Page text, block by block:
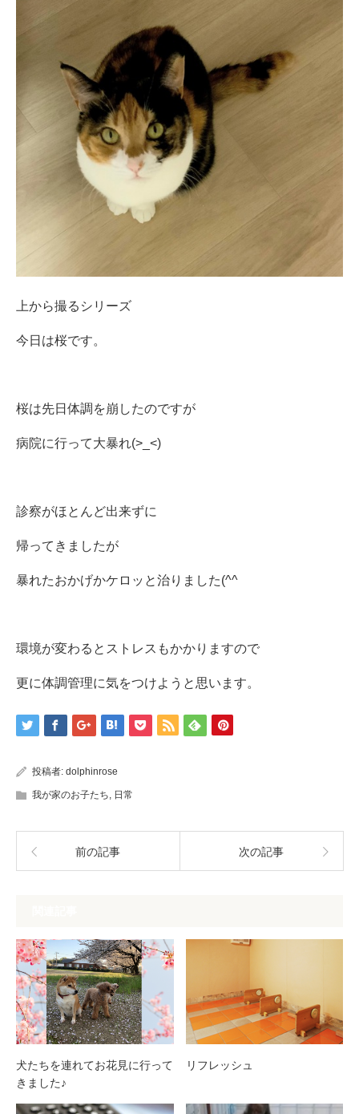
上から撮るシリーズ
今日は桜です。
桜は先日体調を崩したのですが
病院に行って大暴れ(>_<)
診察がほとんど出来ずに
帰ってきましたが
暴れたおかげかケロッと治りました(^^ゞ
環境が変わるとストレスもかかりますので
更に体調管理に気をつけようと思います。
投稿者: dolphinrose
我が家のお子たち, 日常
前の記事 次の記事
犬たちを連れてお花見に行って
きました♪
リフレッシュ